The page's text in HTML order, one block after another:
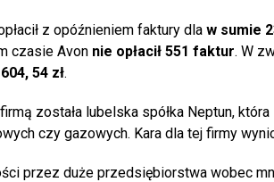
z opóźnieniem faktury dla w sumie
czasie Avon nie opłacił 551 faktur. W
54 zł.
została lubelska spółka Neptun,
czy gazowych. Kara dla tej firmy
przez duże przedsiębiorstwa wobec